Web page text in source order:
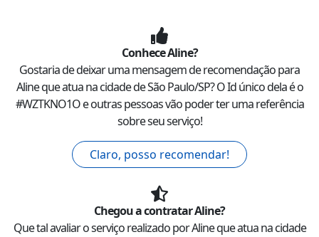
ConheceAline?
Gostaria de deixar uma mensagem de recomendação para
Alineque atua na cidade deSão Paulo/SP? O Id único dela é o
#WZTKNO1Oe outras pessoas vão poder ter uma referência
sobre seu serviço!
Claro, posso recomendar!
Chegou a contratarAline?
Que tal avaliar o serviço realizado porAlineque atua na cidade